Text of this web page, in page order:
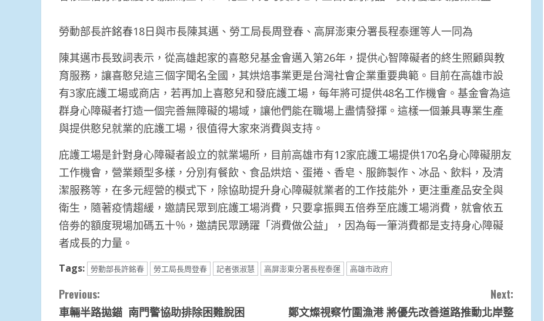
勞動部長許銘春18日與市長陳其邁、勞工局長周登春、高屏澎東分署長程泰運等人一同為
陳其邁市長致詞表示，從高雄起家的喜憨兒基金會邁入第26年，提供心智障礙者的終生照顧與教
育服務，讓喜憨兒這三個字聞名全國，其烘焙事業更是台灣社會企業重要典範。目前在高雄市設
有3家庇護工場或商店，若再加上喜憨兒和發庇護工場，每年將可提供48名工作機會。基金會為這
群身心障礙者打造一個完善無障礙的場域，讓他們能在職場上盡情發揮。這樣一個兼具專業生產
與提供憨兒就業的庇護工場，很值得大家來消費與支持。
庇護工場是針對身心障礙者設立的就業場所，目前高雄市有12家庇護工場提供170名身心障礙朋友
工作機會，營業類型多樣，分別有餐飲、食品烘焙、蛋捲、香皂、服飾製作、冰品、飲料，及清
潔服務等，在多元經營的模式下，除協助提升身心障礙就業者的工作技能外，更注重產品安全與
衛生，隨著疫情趨緩，邀請民眾到庇護工場消費，只要拿振興五倍券至庇護工場消費，就會依五
倍劵的額度現場加碼五十％，邀請民眾踴躍「消費做公益」，因為每一筆消費都是支持身心障礙
者成長的力量。
Tags: 勞動部長許銘春 勞工局長周登春 記者張淑慧 高屏澎東分署長程泰運 高雄市政府
Continue
Previous:
車輛半路拋錨 南門警協助排除困難脫困
Next:
鄭文燦視察竹圍漁港 將優先改善道路推動北岸整